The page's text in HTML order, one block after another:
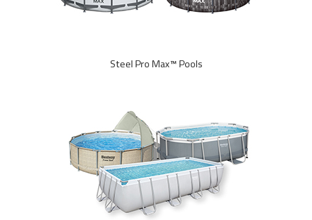
Steel Pro Max™ Pools